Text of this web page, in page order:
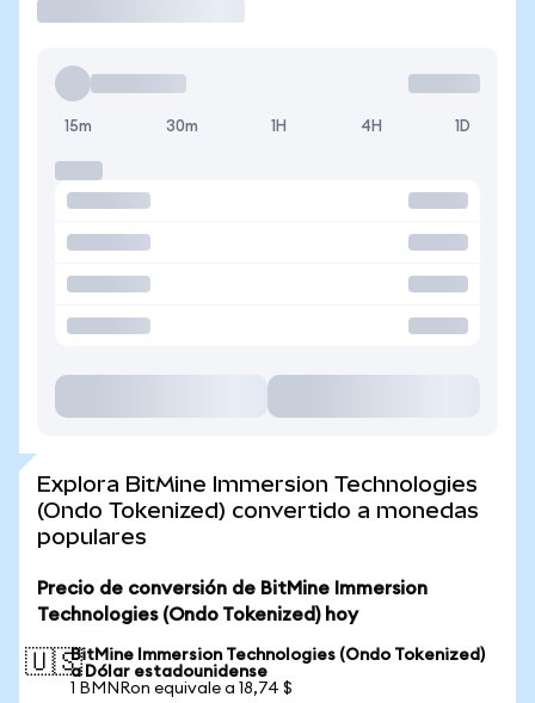
15m 30m 1H 4H 1D
Explora BitMine Immersion Technologies
(Ondo Tokenized) convertido a monedas
populares
Precio de conversión de BitMine Immersion
Technologies (Ondo Tokenized) hoy
🇺🇸BitMine Immersion Technologies (Ondo Tokenized)
a Dólar estadounidense
1 BMNRon equivale a 18,74 $